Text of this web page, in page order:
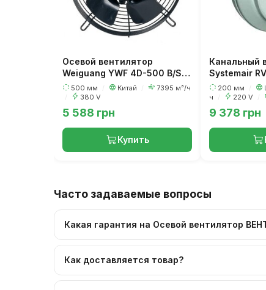
Осевой вентилятор
Weiguang YWF 4D-500 B/S-
G 500 мм Китай
7395 м³/ч
380 V
5 588 грн
Купить
Канальный
Systemair
200 мм
ч
220 V
9 378 грн
Часто задаваемые вопросы
Какая гарантия на Осевой вентилятор
Как доставляется товар?